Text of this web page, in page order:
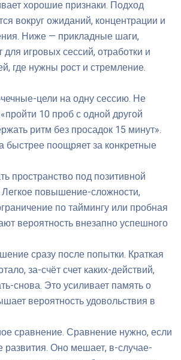
хорошие признаки. Подход
вокруг ожиданий, концентрации и
Ниже — прикладные шаги,
игровых сессий, отработки и
где нужны рост и стремление.
цели на одну сессию. Не
10 проб с одной другой
ритм без просадок 15 минут».
быстрее поощряет за конкретные
пространство под позитивной
повышение-сложности,
по таймингу или пробная
вероятность внезапно успешного
сразу после попытки. Краткая
за-счёт счет каких-действий,
снова. Это усиливает память о
вероятность удовольствия в
сравнение. Сравнение нужно, если
развития. Оно мешает, в-случае-